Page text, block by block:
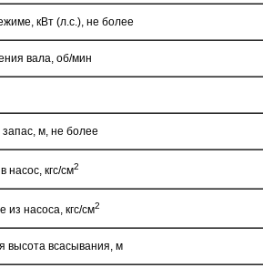
кВт (л.с.), не более
вала, об/мин
м, не более
насос, кгс/см2
из насоса, кгс/см2
высота всасывания, м